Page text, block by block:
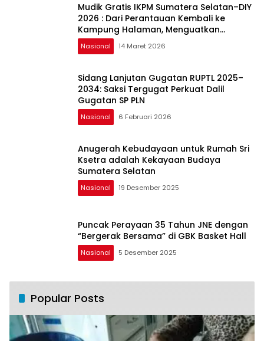
Mudik Gratis IKPM Sumatera Selatan–DIY
2026 : Dari Perantauan Kembali ke
Kampung Halaman, Menguatkan
Silaturahmi dan Harapan
Nasional 14 Maret 2026
Sidang Lanjutan Gugatan RUPTL 2025–
2034: Saksi Tergugat Perkuat Dalil
Gugatan SP PLN
Nasional 6 Februari 2026
Anugerah Kebudayaan untuk Rumah Sri
Ksetra adalah Kekayaan Budaya
Sumatera Selatan
Nasional 19 Desember 2025
Puncak Perayaan 35 Tahun JNE dengan
“Bergerak Bersama” di GBK Basket Hall
Nasional 5 Desember 2025
Popular Posts